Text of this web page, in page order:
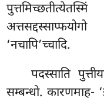
‘नचापि’च्चादि.
पदस्साति
सम्बन्धो. कारणमाह-